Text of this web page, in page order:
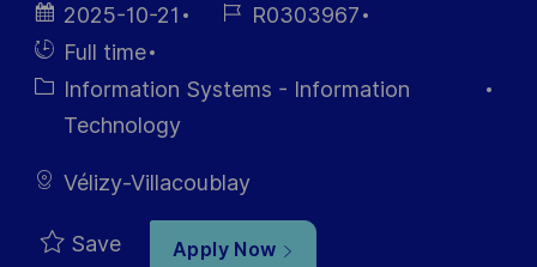
Posted
Date
2025-10-21
Job R0303967
Hiring
Type
Full time
CategoryInformation Systems - Information
Technology
Vélizy-Villacoublay
Save Apply Now